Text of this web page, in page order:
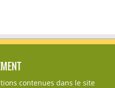
contenues dans le site